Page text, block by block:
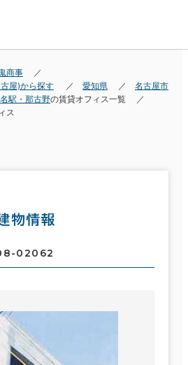
商事
屋)から探す
愛知県
名古屋市
名駅・那古野の賃貸オフィス一覧
ス
物情報
02062